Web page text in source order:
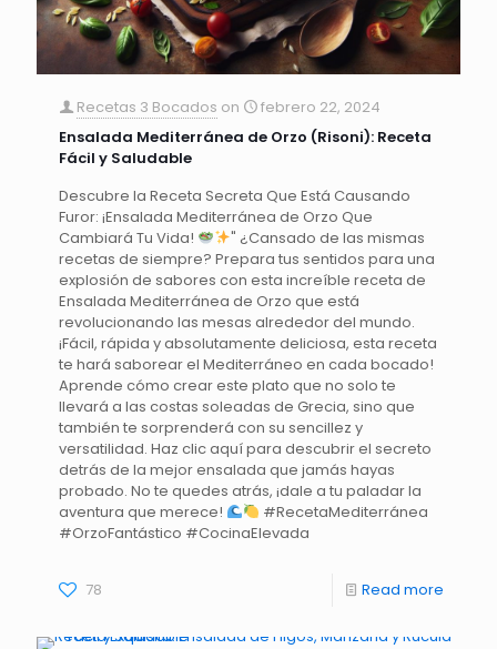
Recetas 3 Bocados on
febrero 22, 2024
Ensalada Mediterránea de Orzo (Risoni): Receta
Fácil y Saludable
Descubre la Receta Secreta Que Está Causando
Furor: ¡Ensalada Mediterránea de Orzo Que
Cambiará Tu Vida!
" ¿Cansado de las mismas
recetas de siempre? Prepara tus sentidos para una
explosión de sabores con esta increíble receta de
Ensalada Mediterránea de Orzo que está
revolucionando las mesas alrededor del mundo.
¡Fácil, rápida y absolutamente deliciosa, esta receta
te hará saborear el Mediterráneo en cada bocado!
Aprende cómo crear este plato que no solo te
llevará a las costas soleadas de Grecia, sino que
también te sorprenderá con su sencillez y
versatilidad. Haz clic aquí para descubrir el secreto
detrás de la mejor ensalada que jamás hayas
probado. No te quedes atrás, ¡dale a tu paladar la
aventura que merece!
#RecetaMediterránea
#OrzoFantástico #CocinaElevada
78 Read more